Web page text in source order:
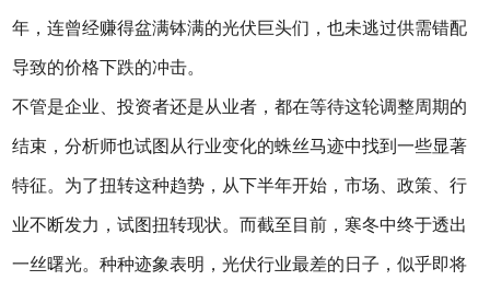
年，连曾经赚得盆满钵满的光伏巨头们，也未逃过供需错配
导致的价格下跌的冲击。
不管是企业、投资者还是从业者，都在等待这轮调整周期的
结束，分析师也试图从行业变化的蛛丝马迹中找到一些显著
特征。为了扭转这种趋势，从下半年开始，市场、政策、行
业不断发力，试图扭转现状。而截至目前，寒冬中终于透出
一丝曙光。种种迹象表明，光伏行业最差的日子，似乎即将